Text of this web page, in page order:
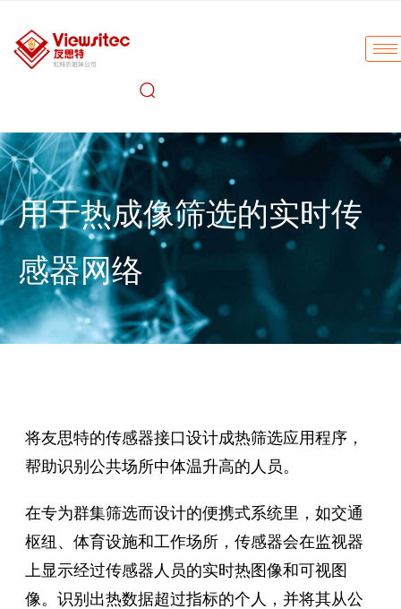
用于热成像筛选的实时传
感器网络
将友思特的传感器接口设计成热筛选应用程序，
帮助识别公共场所中体温升高的人员。
在专为群集筛选而设计的便携式系统里，如交通
枢纽、体育设施和工作场所，传感器会在监视器
上显示经过传感器人员的实时热图像和可视图
像。识别出热数据超过指标的个人，并将其从公